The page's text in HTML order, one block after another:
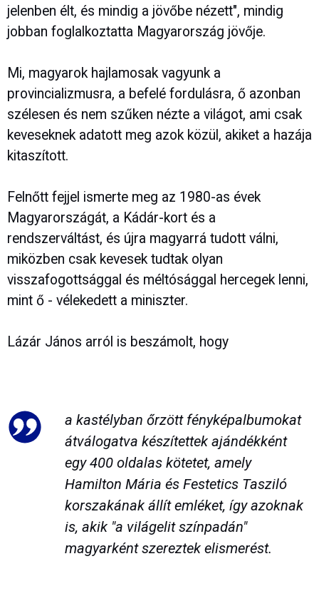
jelenben élt, és mindig a jövőbe nézett", mindig
jobban foglalkoztatta Magyarország jövője.
Mi, magyarok hajlamosak vagyunk a
provincializmusra, a befelé fordulásra, ő azonban
szélesen és nem szűken nézte a világot, ami csak
keveseknek adatott meg azok közül, akiket a hazája
kitaszított.
Felnőtt fejjel ismerte meg az 1980-as évek
Magyarországát, a Kádár-kort és a
rendszerváltást, és újra magyarrá tudott válni,
miközben csak kevesek tudtak olyan
visszafogottsággal és méltósággal hercegek lenni,
mint ő - vélekedett a miniszter.
Lázár János arról is beszámolt, hogy
a kastélyban őrzött fényképalbumokat
átválogatva készítettek ajándékként
egy 400 oldalas kötetet, amely
Hamilton Mária és Festetics Tasziló
korszakának állít emléket, így azoknak
is, akik "a világelit színpadán"
magyarként szereztek elismerést.